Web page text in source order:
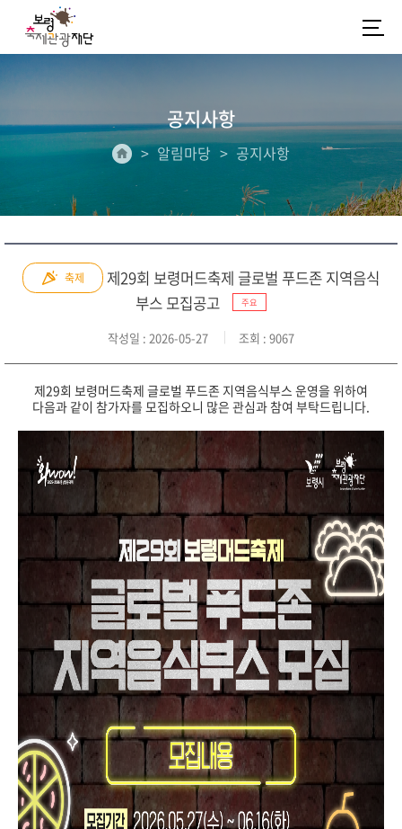
공지사항
알림마당 공지사항
축제
제29회 보령머드축제 글로벌 푸드존 지역음식
부스 모집공고
주요
작성일 : 2026-05-27 조회 : 9067
제29회 보령머드축제 글로벌 푸드존 지역음식부스 운영을 위하여
다음과 같이 참가자를 모집하오니 많은 관심과 참여 부탁드립니다.